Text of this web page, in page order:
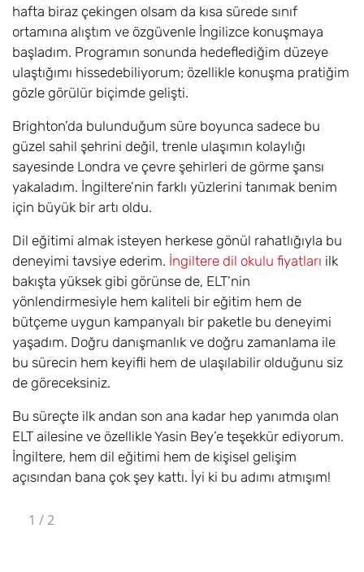
hafta biraz çekingen olsam da kısa sürede sınıf
ortamına alıştım ve özgüvenle İngilizce konuşmaya
başladım. Programın sonunda hedeflediğim düzeye
ulaştığımı hissedebiliyorum; özellikle konuşma pratiğim
gözle görülür biçimde gelişti.
Brighton’da bulunduğum süre boyunca sadece bu
güzel sahil şehrini değil, trenle ulaşımın kolaylığı
sayesinde Londra ve çevre şehirleri de görme şansı
yakaladım. İngiltere’nin farklı yüzlerini tanımak benim
için büyük bir artı oldu.
Dil eğitimi almak isteyen herkese gönül rahatlığıyla bu
deneyimi tavsiye ederim. İngiltere dil okulu fiyatları ilk
bakışta yüksek gibi görünse de, ELT’nin
yönlendirmesiyle hem kaliteli bir eğitim hem de
bütçeme uygun kampanyalı bir paketle bu deneyimi
yaşadım. Doğru danışmanlık ve doğru zamanlama ile
bu sürecin hem keyifli hem de ulaşılabilir olduğunu siz
de göreceksiniz.
Bu süreçte ilk andan son ana kadar hep yanımda olan
ELT ailesine ve özellikle Yasin Bey’e teşekkür ediyorum.
İngiltere, hem dil eğitimi hem de kişisel gelişim
açısından bana çok şey kattı. İyi ki bu adımı atmışım!
1 /2